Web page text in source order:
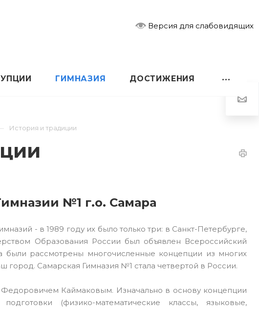
Версия для слабовидящих
ГИМНАЗИЯ ДОСТИЖЕНИЯ
История и традиции
№1 г.о. Самара
- в 1989 году их было только три: в Санкт-Петербурге,
Образования России был объявлен Всероссийский
были рассмотрены многочисленные концепции из многих
город. Самарская Гимназия №1 стала четвертой в России.
Каймаковым. Изначально в основу концепции
(физико-математические классы, языковые,